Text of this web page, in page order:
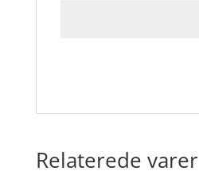
Relaterede varer